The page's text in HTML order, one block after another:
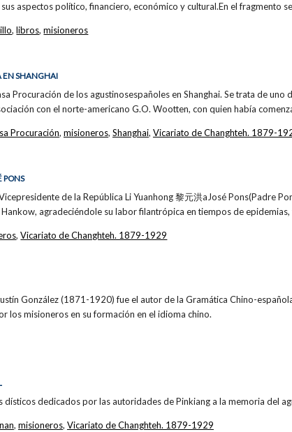
aspectos político, financiero, económico y cultural.En el fragmento
,libros,misioneros
EN SHANGHAI
Procuración de los agustinosespañoles en Shanghai. Se trata de
con el norte-americano G.O. Wootten, con quien había
Procuración, misioneros, Shanghai, Vicariato de Changhteh. 1879-
PONS
de la República Li Yuanhong 黎元洪aJosé Pons(Padre
agradeciéndole su labor filantrópica en tiempos de
,Vicariato de Changhteh. 1879-1929
González (1871-1920) fue el autor de la Gramática Chino-
los misioneros en su formación en el idioma chino.
dísticos dedicados por las autoridades de Pinkiang a la memoria del
, misioneros, Vicariato de Changhteh. 1879-1929